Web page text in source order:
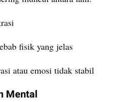
fisik yang jelas
atau emosi tidak stabil
Mental